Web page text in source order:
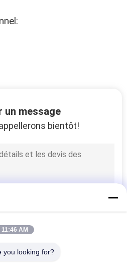
un message
bientôt!
11:46 AM
you looking for?